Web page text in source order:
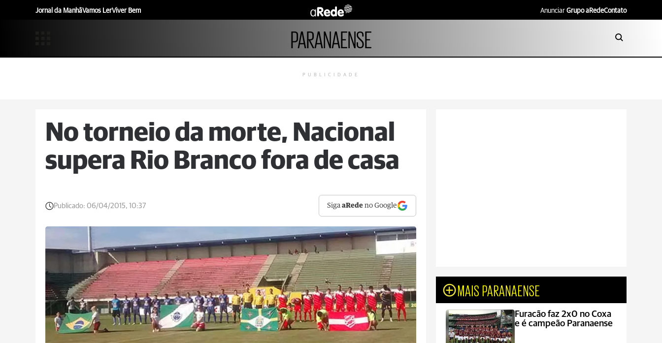
Jornal da ManhãVamos LerViver Bem Anunciar Grupo aRedeContato
PARANAENSE
PUBLICIDADE
No torneio da morte, Nacional
supera Rio Branco fora de casa
Publicado: 06/04/2015, 10:37 SigaaRede no Google
MAIS PARANAENSE
Furacão faz 2x0 no Coxa
e é campeão Paranaense